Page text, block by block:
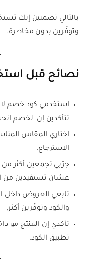
بالتالي تضمنين إنك
وتوفّرين بدون مخاطرة.
نصائح قبل
تتأكدين إن الخصم
اختاري المقاس
الاسترجاع.
جرّبي تجمعين أكثر
عشان تستفيدين من
تابعي العروض داخل
والكود وتوفّرين أكثر.
تأكدي إن المنتج
تطبيق الكود.